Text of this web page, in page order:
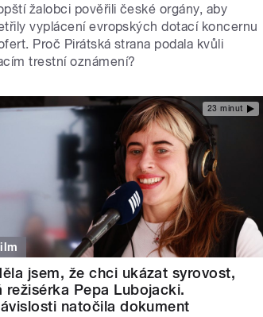
žalobci pověřili české orgány, aby
vyplácení evropských dotací koncernu
Proč Pirátská strana podala kvůli
trestní oznámení?
23 minut
jsem, že chci ukázat syrovost,
režisérka Pepa Lubojacki.
natočila dokument